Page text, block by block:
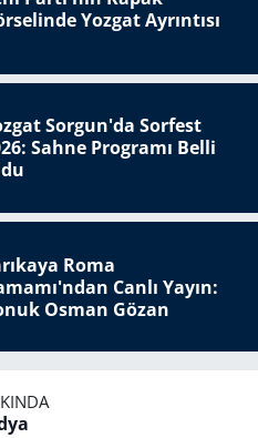
Yozgat Ayrıntısı
Sorgun'da Sorfest
Sahne Programı Belli
Roma
Canlı Yayın:
Osman Gözan